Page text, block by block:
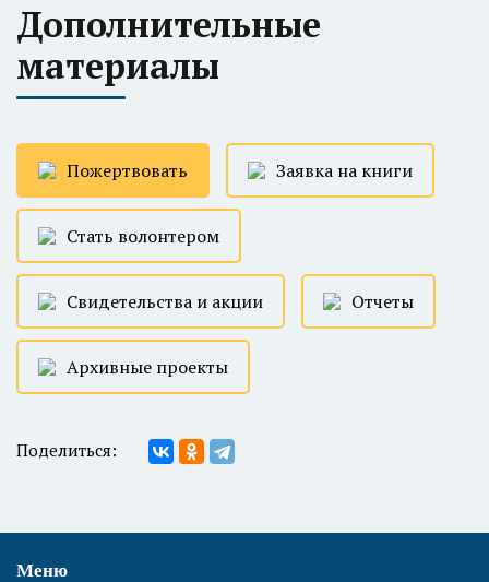
Дополнительные
материалы
Пожертвовать Заявка на книги
Стать волонтером
Свидетельства и акции Отчеты
Архивные проекты
Поделиться:
Меню